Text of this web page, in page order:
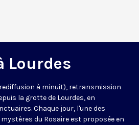
Lourdes
à minuit), retransmission
la grotte de Lourdes, en
Chaque jour, l'une des
du Rosaire est proposée en